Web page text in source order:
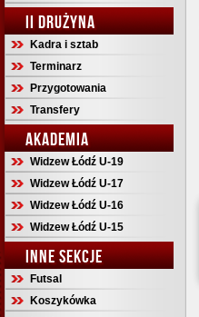
II DRUŻYNA
Kadra i sztab
Terminarz
Przygotowania
Transfery
AKADEMIA
Widzew Łódź U-19
Widzew Łódź U-17
Widzew Łódź U-16
Widzew Łódź U-15
INNE SEKCJE
Futsal
Koszykówka